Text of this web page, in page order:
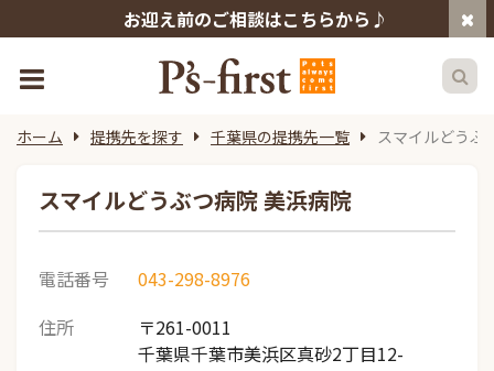
お迎え前のご相談はこちらから♪
ホーム 提携先を探す 千葉県の提携先一覧 スマイルどうぶ
スマイルどうぶつ病院 美浜病院
電話番号
043-298-8976
住所
〒261-0011
千葉県千葉市美浜区真砂2丁目12-